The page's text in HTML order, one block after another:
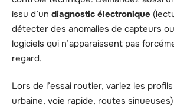
issu d’un diagnostic électronique
détecter des anomalies de capteurs
logiciels qui n’apparaissent pas
regard.
Lors de l’essai routier, variez les
urbaine, voie rapide, routes sinueuses)